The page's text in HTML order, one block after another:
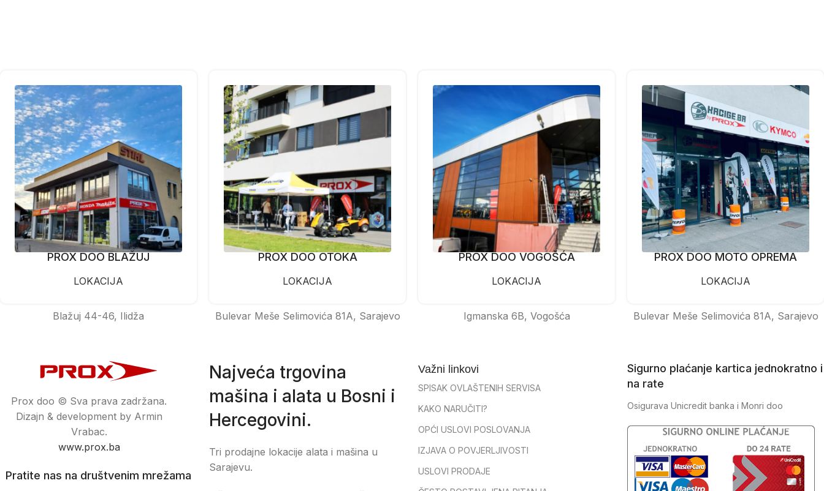
PROX DOO BLAŽUJ
LOKACIJA
Blažuj 44-46, Ilidža
PROX DOO OTOKA
LOKACIJA
Bulevar Meše Selimovića 81A, Sarajevo
PROX DOO VOGOŠĆA
LOKACIJA
Igmanska 6B, Vogošća
PROX DOO MOTO OPREMA
LOKACIJA
Bulevar Meše Selimovića 81A, Sarajevo
Prox doo © Sva prava zadržana.
Dizajn & development by Armin
Vrabac.
www.prox.ba
Pratite nas na društvenim mrežama
Najveća trgovina
mašina i alata u Bosni i
Hercegovini.
Tri prodajne lokacije alata i mašina u
Sarajevu.
Važni linkovi
SPISAK OVLAŠTENIH SERVISA
KAKO NARUČITI?
OPĆI USLOVI POSLOVANJA
IZJAVA O POVJERLJIVOSTI
USLOVI PRODAJE
Sigurno plaćanje kartica jednokratno i
na rate
Osigurava Unicredit banka i Monri doo